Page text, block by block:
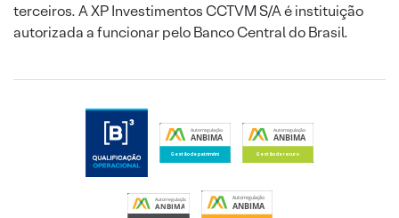
terceiros. A XP Investimentos CCTVM S/A é instituição
autorizada a funcionar pelo Banco Central do Brasil.